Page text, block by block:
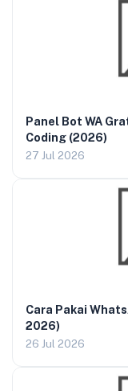
Panel Bot WA
Coding (2026)
27 Jul 2026
Cara Pakai
2026)
26 Jul 2026